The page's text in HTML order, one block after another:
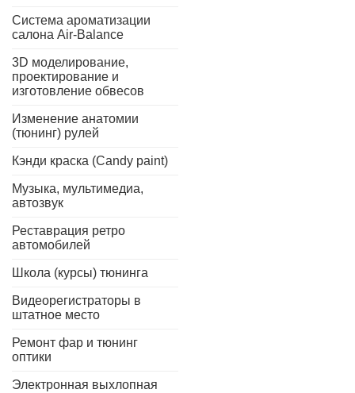
Система ароматизации
салона Air-Balance
3D моделирование,
проектирование и
изготовление обвесов
Изменение анатомии
(тюнинг) рулей
Кэнди краска (Candy paint)
Музыка, мультимедиа,
автозвук
Реставрация ретро
автомобилей
Школа (курсы) тюнинга
Видеорегистраторы в
штатное место
Ремонт фар и тюнинг
оптики
Электронная выхлопная